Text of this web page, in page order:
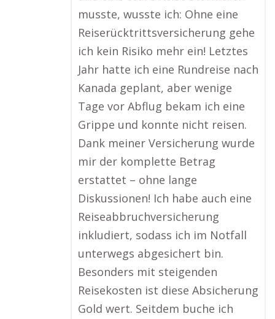
musste, wusste ich: Ohne eine
Reiserücktrittsversicherung gehe
ich kein Risiko mehr ein! Letztes
Jahr hatte ich eine Rundreise nach
Kanada geplant, aber wenige
Tage vor Abflug bekam ich eine
Grippe und konnte nicht reisen.
Dank meiner Versicherung wurde
mir der komplette Betrag
erstattet – ohne lange
Diskussionen! Ich habe auch eine
Reiseabbruchversicherung
inkludiert, sodass ich im Notfall
unterwegs abgesichert bin.
Besonders mit steigenden
Reisekosten ist diese Absicherung
Gold wert. Seitdem buche ich